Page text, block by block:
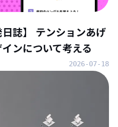
日誌】 テンションあげ
ンについて考える
2026-07-18